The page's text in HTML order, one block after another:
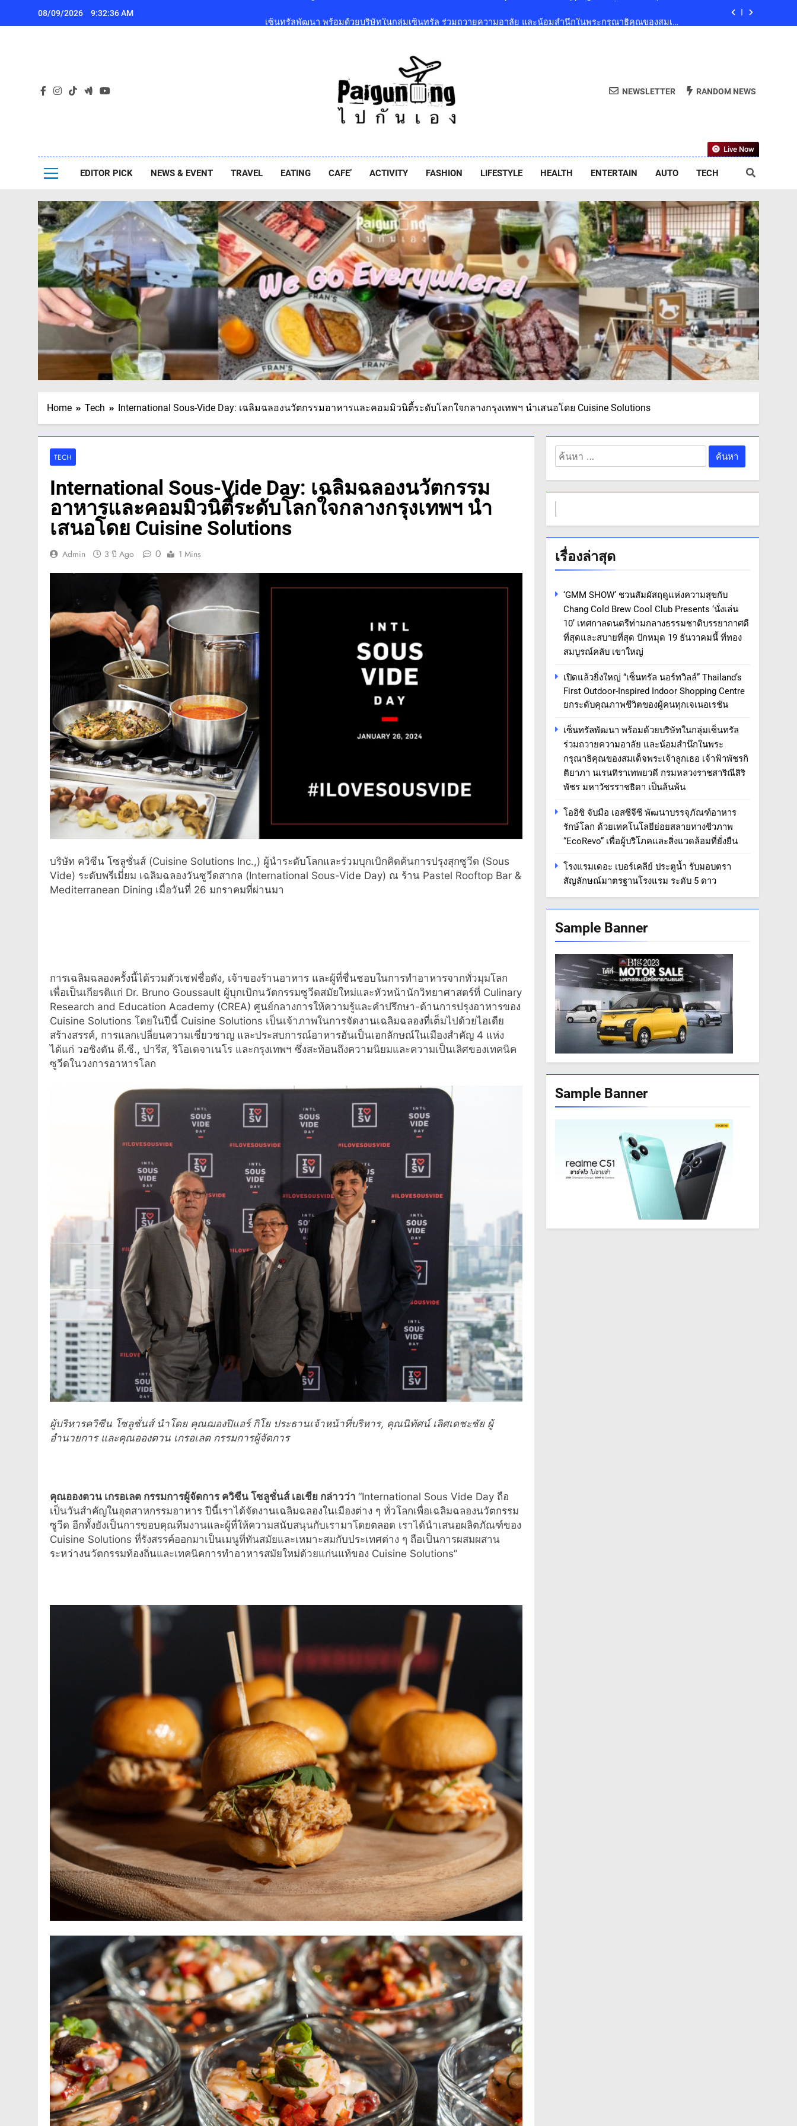
08/09/2026 9:32:39 AM
พระเจ้าลูกเธอ เจ้าฟ้าพัชรกิติยาภา นเรนทิราเทพยวดี กรมหลวงราชสาริณีสิริพัชร มหาวัชรราชธิดา เป็นล้นพ้น
‘GMM SHOW’ ชวนสัมผัสฤดูแห่งความสุขกับ Chang Cold Brew Cool Club Presents ‘นั่งเล่น 10’ เทศกาลดนตรี
ท่ามกลางธรรมชาติบรรยากาศดีที่สุดและสบายที่สุด ปักหมุด 19 ธันวาคมนี้ ที่ทองสมบูรณ์คลับ เขาใหญ่
เปิดแล้วยิ่งใหญ่ “เซ็นทรัล นอร์ทวิลล์” Thailand’s First Outdoor-Inspired Indoor Shopping Centre ยกระดับคุณภาพ
เซ็นทรัลพัฒนา พร้อมด้วยบริษัทในกลุ่มเซ็นทรัล ร่วมถวายความอาลัย และน้อมสำนึกในพระกรุณาธิคุณของสมเด็จ
พระเจ้าลูกเธอ เจ้าฟ้าพัชรกิติยาภา นเรนทิราเทพยวดี กรมหลวงราชสาริณีสิริพัชร มหาวัชรราชธิดา เป็นล้นพ้น
Paiguneng.com
NEWSLETTER RANDOM NEWS
EDITOR PICK NEWS & EVENT TRAVEL EATING CAFE’ ACTIVITY FASHION LIFESTYLE HEALTH ENTERTAIN AUTO TECH
Live Now
Home Tech International Sous-Vide Day: เฉลิมฉลองนวัตกรรมอาหารและคอมมิวนิตี้ระดับโลกใจกลางกรุงเทพฯ นำเสนอโดย Cuisine Solutions
TECH
International Sous-Vide Day: เฉลิมฉลองนวัตกรรม
อาหารและคอมมิวนิตี้ระดับโลกใจกลางกรุงเทพฯ นำ
เสนอโดย Cuisine Solutions
Admin 3 ปี Ago 0 1 Mins
บริษัท ควิซีน โซลูชั่นส์ (Cuisine Solutions Inc.,) ผู้นําระดับโลกและร่วมบุกเบิกคิดค้นการปรุงสุกซูวีด (Sous
Vide) ระดับพรีเมี่ยม เฉลิมฉลองวันซูวีดสากล (International Sous-Vide Day) ณ ร้าน Pastel Rooftop Bar &
Mediterranean Dining เมื่อวันที่ 26 มกราคมที่ผ่านมา
การเฉลิมฉลองครั้งนี้ได้รวมตัวเชฟชื่อดัง, เจ้าของร้านอาหาร และผู้ที่ชื่นชอบในการทำอาหารจากทั่วมุมโลก
เพื่อเป็นเกียรติแก่ Dr. Bruno Goussault ผู้บุกเบิกนวัตกรรมซูวีดสมัยใหม่และหัวหน้านักวิทยาศาสตร์ที่ Culinary
Research and Education Academy (CREA) ศูนย์กลางการให้ความรู้และคำปรึกษา-ด้านการปรุงอาหารของ
Cuisine Solutions โดยในปีนี้ Cuisine Solutions เป็นเจ้าภาพในการจัดงานเฉลิมฉลองที่เต็มไปด้วยไอเดีย
สร้างสรรค์, การแลกเปลี่ยนความเชี่ยวชาญ และประสบการณ์อาหารอันเป็นเอกลักษณ์ในเมืองสำคัญ 4 แห่ง
ได้แก่ วอชิงตัน ดี.ซี., ปารีส, ริโอเดจาเนโร และกรุงเทพฯ ซึ่งสะท้อนถึงความนิยมและความเป็นเลิศของเทคนิค
ซูวีดในวงการอาหารโลก
ผู้บริหารควิซีน โซลูชั่นส์ นำโดย คุณฌองปิแอร์ กิโย ประธานเจ้าหน้าที่บริหาร, คุณนิทัศน์ เลิศเดชะชัย ผู้
อำนวยการ และคุณอองตวน เกรอเลต กรรมการผู้จัดการ
คุณอองตวน เกรอเลต กรรมการผู้จัดการ ควิซีน โซลูชั่นส์ เอเชีย กล่าวว่า “International Sous Vide Day ถือ
เป็นวันสำคัญในอุตสาหกรรมอาหาร ปีนี้เราได้จัดงานเฉลิมฉลองในเมืองต่าง ๆ ทั่วโลกเพื่อเฉลิมฉลองนวัตกรรม
ซูวีด อีกทั้งยังเป็นการขอบคุณทีมงานและผู้ที่ให้ความสนับสนุนกับเรามาโดยตลอด เราได้นำเสนอผลิตภัณฑ์ของ
Cuisine Solutions ที่รังสรรค์ออกมาเป็นเมนูที่ทันสมัยและเหมาะสมกับประเทศต่าง ๆ ถือเป็นการผสมผสาน
ระหว่างนวัตกรรมท้องถิ่นและเทคนิคการทำอาหารสมัยใหม่ด้วยแก่นแท้ของ Cuisine Solutions”
ค้นหา
สำหรับ:
เรื่องล่าสุด
‘GMM SHOW’ ชวนสัมผัสฤดูแห่งความสุขกับ
Chang Cold Brew Cool Club Presents ‘นั่งเล่น
10’ เทศกาลดนตรีท่ามกลางธรรมชาติบรรยากาศดี
ที่สุดและสบายที่สุด ปักหมุด 19 ธันวาคมนี้ ที่ทอง
สมบูรณ์คลับ เขาใหญ่
เปิดแล้วยิ่งใหญ่ “เซ็นทรัล นอร์ทวิลล์” Thailand’s
First Outdoor-Inspired Indoor Shopping Centre
ยกระดับคุณภาพชีวิตของผู้คนทุกเจเนอเรชัน
เซ็นทรัลพัฒนา พร้อมด้วยบริษัทในกลุ่มเซ็นทรัล
ร่วมถวายความอาลัย และน้อมสำนึกในพระ
กรุณาธิคุณของสมเด็จพระเจ้าลูกเธอ เจ้าฟ้าพัชรกิ
ติยาภา นเรนทิราเทพยวดี กรมหลวงราชสาริณีสิริ
พัชร มหาวัชรราชธิดา เป็นล้นพ้น
โออิชิ จับมือ เอสซีจีซี พัฒนาบรรจุภัณฑ์อาหาร
รักษ์โลก ด้วยเทคโนโลยีย่อยสลายทางชีวภาพ
“EcoRevo” เพื่อผู้บริโภคและสิ่งแวดล้อมที่ยั่งยืน
โรงแรมเดอะ เบอร์เคลีย์ ประตูน้ำ รับมอบตรา
สัญลักษณ์มาตรฐานโรงแรม ระดับ 5 ดาว
Sample Banner
Sample Banner